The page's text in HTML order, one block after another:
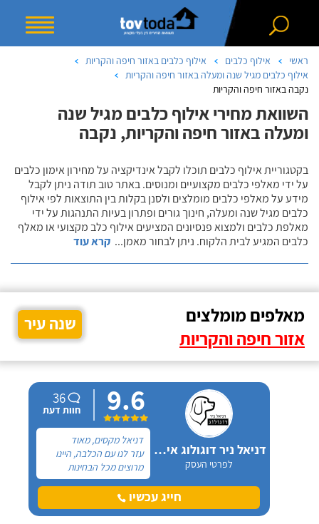
ראשי אילוף כלבים
אילוף כלבים באזור חיפה והקריות
אילוף כלבים מגיל שנה ומעלה באזור חיפה והקריות
נקבה באזור חיפה והקריות
השוואת מחירי אילוף כלבים מגיל שנה
ומעלה באזור חיפה והקריות, נקבה
בקטגוריית אילוף כלבים תוכלו לקבל אינדיקציה על מחירון אימון כלבים
על ידי מאלפי כלבים מקצועיים ומנוסים. באתר טוב תודה ניתן לקבל
מידע על מאלפי כלבים מומלצים ולסנן בקלות בין התוצאות לפי אילוף
כלבים מגיל שנה ומעלה, חינוך גורים ופתרון בעיות התנהגות על ידי
מאלפת כלבים ולמצוא פנסיונים המציעים אילוף כלב מקצועי או מאלף
כלבים המגיע לבית הלקוח. ניתן לבחור מאמן... קרא עוד
מאלפים מומלצים
אזור חיפה והקריות
שנה עיר
דניאל ניר דוגולוג אילוף כלבים
לפרטי העסק
9.6
36
חוות דעת
דניאל מקסים, מאוד
עזר לנו עם הכלבה, היינו
מרוצים מכל הבחינות
ואנחנו ממליצים בחום. יש
לנו כלבה שהיו לה בעיות
התנהגות שונות וזאת שהכי
חייג עכשיו